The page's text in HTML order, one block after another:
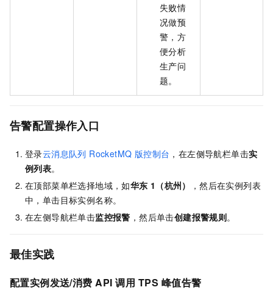
失败情
况做预
警，方
便分析
生产问
题。
告警配置操作入口
登录云消息队列 RocketMQ 版控制台 ，在左侧导航栏单击实
例列表。
在顶部菜单栏选择地域，如华东 1（杭州）
，然后在实例列表
中，单击目标实例名称。
在左侧导航栏单击监控报警 ，然后单击创建报警规则。
最佳实践
配置实例发送/消费 API 调用 TPS 峰值告警